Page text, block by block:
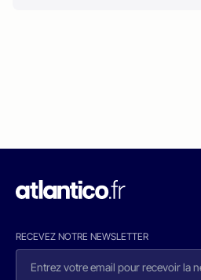
RECEVEZ NOTRE NEWSLETTER